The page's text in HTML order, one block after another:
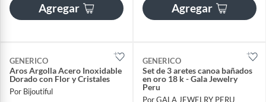
Agregar Agregar
GENERICO
Aros Argolla Acero Inoxidable
Dorado con Flor y Cristales
Por Bijoutiful
GENERICO
Set de 3 aretes canoa bañados
en oro 18 k - Gala Jewelry
Peru
Por GALA JEWELRY PERU